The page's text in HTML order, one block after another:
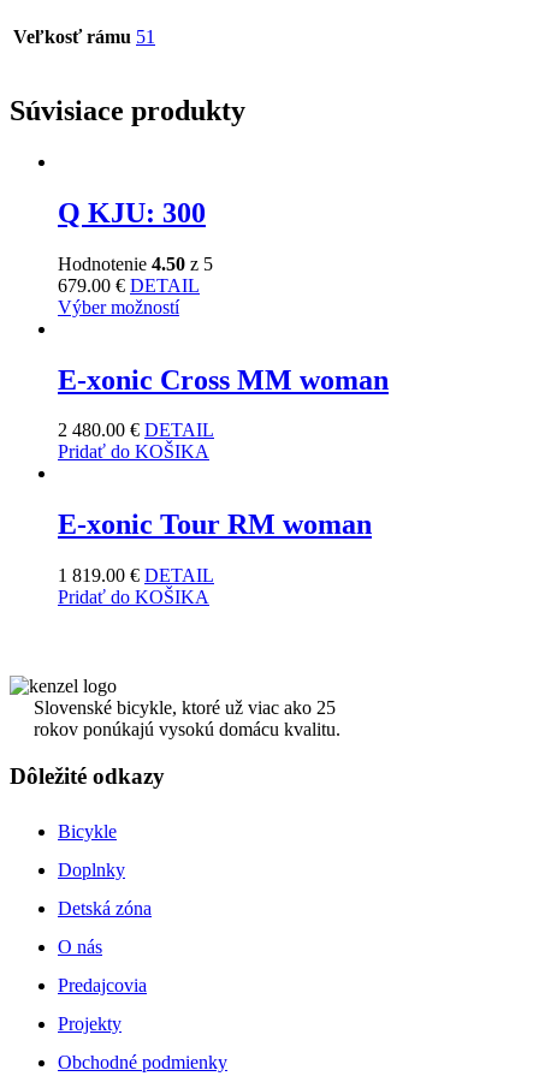
Veľkosť rámu 51
Súvisiace produkty
Q KJU: 300
Hodnotenie 4.50 z 5
679.00 € DETAIL
Výber možností
E-xonic Cross MM woman
2 480.00 € DETAIL
Pridať do KOŠIKA
E-xonic Tour RM woman
1 819.00 € DETAIL
Pridať do KOŠIKA
Slovenské bicykle, ktoré už viac ako 25
rokov ponúkajú vysokú domácu kvalitu.
Dôležité odkazy
Bicykle
Doplnky
Detská zóna
O nás
Predajcovia
Projekty
Obchodné podmienky